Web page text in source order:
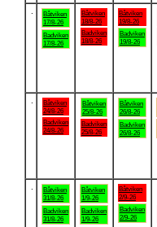
Båtviken
17/8-26
Badviken
17/8-26
Båtviken
18/8-26
Badviken
18/8-26
Båtviken
19/8-26
Badviken
19/8-26
Båtviken
24/8-26
Badviken
24/8-26
Båtviken
25/8-26
Badviken
25/8-26
Båtviken
26/8-26
Badviken
26/8-26
Båtviken
31/8-26
Badviken
31/8-26
Båtviken
1/9-26
Badviken
1/9-26
Båtviken
2/9-26
Badviken
2/9-26